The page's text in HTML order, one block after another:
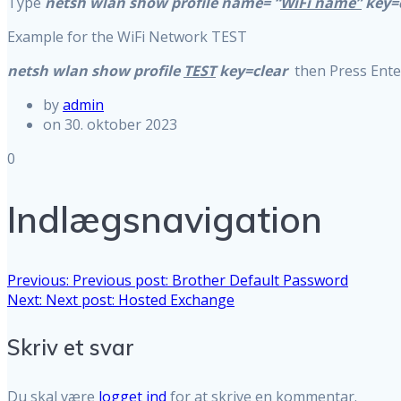
Example for the WiFi Network TEST
netsh wlan show profile TESTkey=clearthen Press
byadmin
on 30. oktober 2023
0
Indlægsnavigation
Previous: Previous post: Brother Default Password
Next: Next post: Hosted Exchange
Skriv et svar
Du skal være logget ind for at skrive en kommentar.